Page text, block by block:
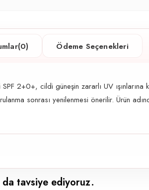
(0) Ödeme Seçenekleri
2+0+, cildi güneşin zararlı UV
sonrası yenilenmesi önerilir. Ürün
da tavsiye ediyoruz.